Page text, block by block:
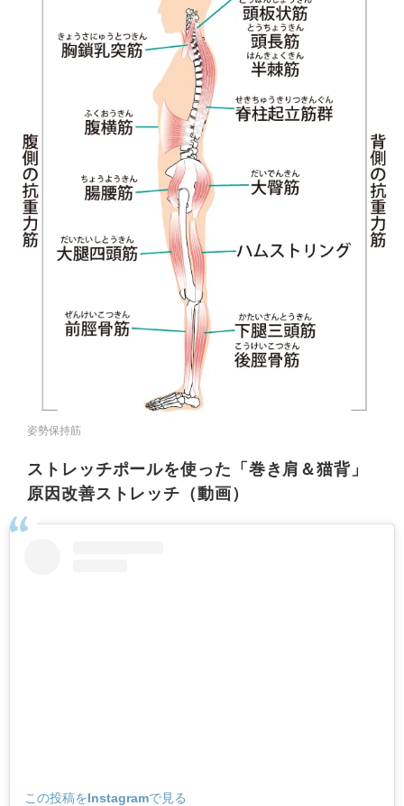
姿勢保持筋
ストレッチポールを使った「巻き肩＆猫背」
原因改善ストレッチ（動画）
この投稿をInstagramで見る